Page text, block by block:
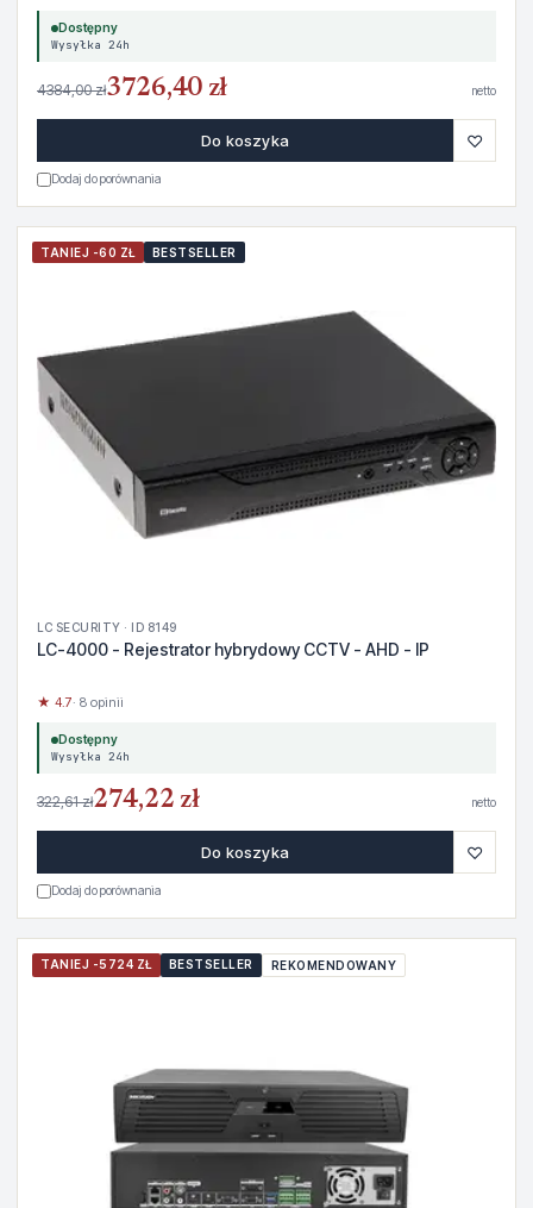
Dostępny
Wysyłka 24h
4384,00 zł3726,40 zł netto
Do koszyka ♡
Dodaj do porównania
TANIEJ -60 ZŁ BESTSELLER
LC SECURITY · ID 8149
LC-4000 - Rejestrator hybrydowy CCTV - AHD - IP
★ 4.7· 8 opinii
Dostępny
Wysyłka 24h
322,61 zł274,22 zł netto
Do koszyka ♡
Dodaj do porównania
TANIEJ -5724 ZŁ BESTSELLER REKOMENDOWANY